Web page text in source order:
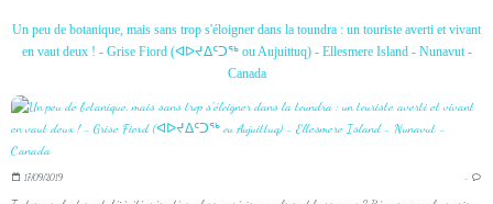
Un peu de botanique, mais sans trop s'éloigner dans la toundra : un touriste averti et vivant
en vaut deux ! - Grise Fiord (ᐊᐅᔪᐃᑦᑐᖅ ou Aujuittuq) - Ellesmere Island - Nunavut -
Canada
17/09/2019 …